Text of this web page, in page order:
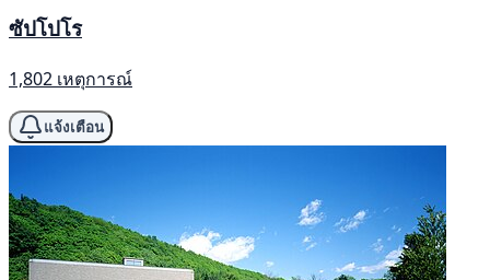
ซัปโปโร
1,802 เหตุการณ์
แจ้งเตือน